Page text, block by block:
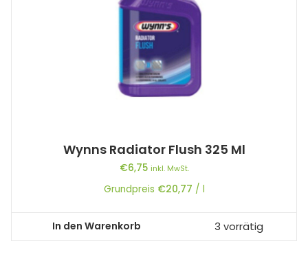
Wynns Radiator Flush 325 Ml
€6,75 inkl. MwSt.
Grundpreis €20,77 / l
In den Warenkorb 3 vorrätig